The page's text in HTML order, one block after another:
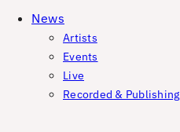
News
Artists
Events
Live
Recorded & Publishing